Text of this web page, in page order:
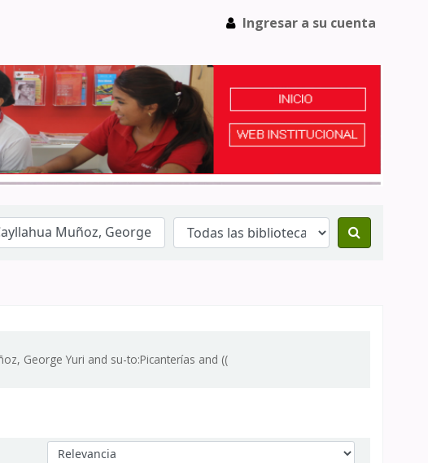
Ingresar a su cuenta
George Yuri and su-to:Picanterías and ((
Ordenar por: